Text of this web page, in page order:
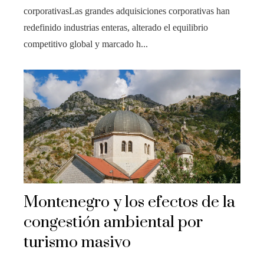
corporativasLas grandes adquisiciones corporativas han
redefinido industrias enteras, alterado el equilibrio
competitivo global y marcado h...
Montenegro y los efectos de la
congestión ambiental por
turismo masivo